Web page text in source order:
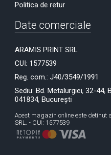
Politica de retur
Date comerciale
ARAMIS PRINT SRL
CUI: 1577539
Reg. com.: J40/3549/1991
Sediu: Bd. Metalurgiei, 32-
041834, București
Acest magazin online este detinut
SRL. - CUI: 1577539